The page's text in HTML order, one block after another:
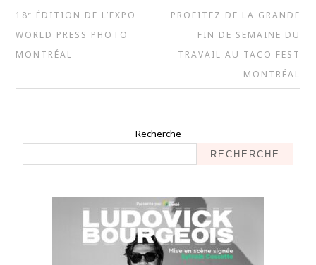
18ᵉ ÉDITION DE L’EXPO
WORLD PRESS PHOTO
MONTRÉAL
PROFITEZ DE LA GRANDE
FIN DE SEMAINE DU
TRAVAIL AU TACO FEST
MONTRÉAL
Recherche
RECHERCHE